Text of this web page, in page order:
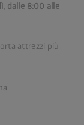
dalle 8:00 alle
attrezzi più